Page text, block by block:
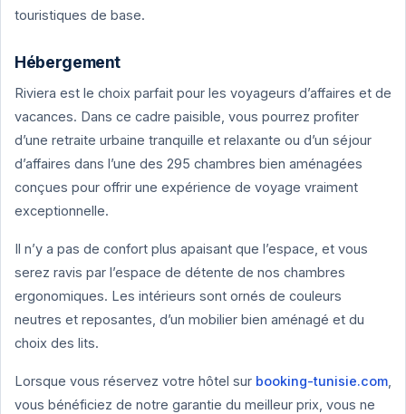
touristiques de base.
Hébergement
Riviera est le choix parfait pour les voyageurs d’affaires et de
vacances. Dans ce cadre paisible, vous pourrez profiter
d’une retraite urbaine tranquille et relaxante ou d’un séjour
d’affaires dans l’une des 295 chambres bien aménagées
conçues pour offrir une expérience de voyage vraiment
exceptionnelle.
Il n’y a pas de confort plus apaisant que l’espace, et vous
serez ravis par l’espace de détente de nos chambres
ergonomiques. Les intérieurs sont ornés de couleurs
neutres et reposantes, d’un mobilier bien aménagé et du
choix des lits.
Lorsque vous réservez votre hôtel sur booking-tunisie.com
vous bénéficiez de notre garantie du meilleur prix, vous ne